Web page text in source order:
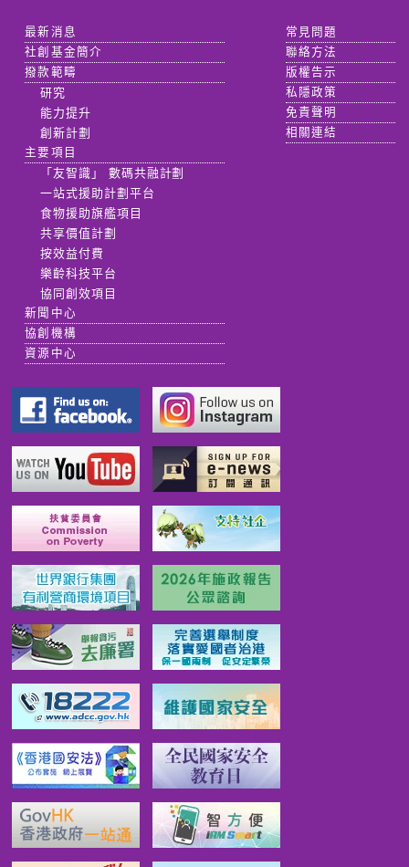
最新消息
社創基金簡介
撥款範疇
研究
能力提升
創新計劃
主要項目
「友智識」 數碼共融計劃
一站式援助計劃平台
食物援助旗艦項目
共享價值計劃
按效益付費
樂齡科技平台
協同創效項目
新聞中心
協創機構
資源中心
常見問題
聯絡方法
版權告示
私隱政策
免責聲明
相關連結